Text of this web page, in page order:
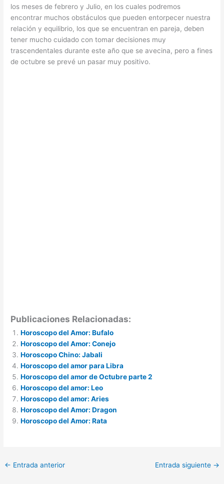
los meses de febrero y Julio, en los cuales podremos
encontrar muchos obstáculos que pueden entorpecer nuestra
relación y equilibrio, los que se encuentran en pareja, deben
tener mucho cuidado con tomar decisiones muy
trascendentales durante este año que se avecina, pero a fines
de octubre se prevé un pasar muy positivo.
Publicaciones Relacionadas:
Horoscopo del Amor: Bufalo
Horoscopo del Amor: Conejo
Horoscopo Chino: Jabali
Horoscopo del amor para Libra
Horoscopo del amor de Octubre parte 2
Horoscopo del amor: Leo
Horoscopo del amor: Aries
Horoscopo del Amor: Dragon
Horoscopo del Amor: Rata
← Entrada anterior Entrada siguiente →